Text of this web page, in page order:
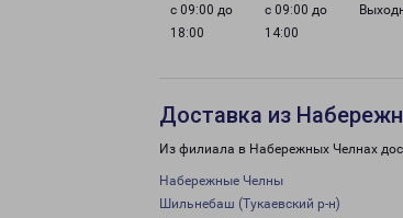
с 09:00 до
18:00
с 09:00 до
14:00
Доставка из
Из филиала в Набережных Челнах
Набережные Челны
Шильнебаш (Тукаевский р-н)